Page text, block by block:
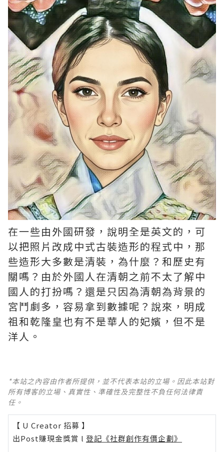
在一些由外國研發，說明全是英文的，可
以把照片改成中式古裝造形的程式中，那
些造形大多數是清裝，為什麼？和歷史有
關嗎？由於外國人在清朝之前不太了解中
國人的打扮嗎？還是只因為清朝為背景的
宮鬥劇多，容易拿到數據呢？說來，明成
祖和乾隆皇也有不是華人的妃嬪，但不是
洋人。 ​​​
*本站之內容由作者所提供，並不代表本站的立場。因此本站對
所有博客的立場、真實性、準確性及完整性不負任何法律責
任。
【 U Creator 招募 】
出Post賺現金獎賞 l 登記《社群創作有價企劃》